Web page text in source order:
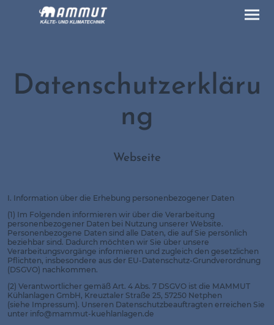
Datenschutzerkläru
ng
Webseite
I. Information über die Erhebung personenbezogener Daten
(1) Im Folgenden informieren wir über die Verarbeitung
personenbezogener Daten bei Nutzung unserer Website.
Personenbezogene Daten sind alle Daten, die auf Sie persönlich
beziehbar sind. Dadurch möchten wir Sie über unsere
Verarbeitungsvorgänge informieren und zugleich den gesetzlichen
Pflichten, insbesondere aus der EU-Datenschutz-Grundverordnung
(DSGVO) nachkommen.
(2) Verantwortlicher gemäß Art. 4 Abs. 7 DSGVO ist die MAMMUT
Kühlanlagen GmbH, Kreuztaler Straße 25, 57250 Netphen
(siehe Impressum). Unseren Datenschutzbeauftragten erreichen Sie
unter info@mammut-kuehlanlagen.de